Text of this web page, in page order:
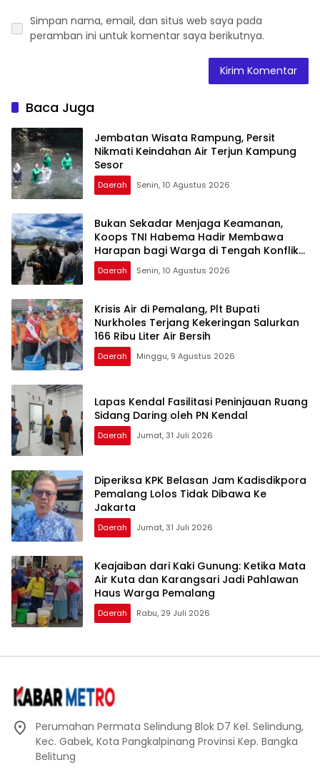
Simpan nama, email, dan situs web saya pada
peramban ini untuk komentar saya berikutnya.
Baca Juga
Jembatan Wisata Rampung, Persit
Nikmati Keindahan Air Terjun Kampung
Sesor
Daerah Senin, 10 Agustus 2026
Bukan Sekadar Menjaga Keamanan,
Koops TNI Habema Hadir Membawa
Harapan bagi Warga di Tengah Konflik
Ugimba, Papua Tengah
Daerah Senin, 10 Agustus 2026
Krisis Air di Pemalang, Plt Bupati
Nurkholes Terjang Kekeringan Salurkan
166 Ribu Liter Air Bersih
Daerah Minggu, 9 Agustus 2026
Lapas Kendal Fasilitasi Peninjauan Ruang
Sidang Daring oleh PN Kendal
Daerah Jumat, 31 Juli 2026
Diperiksa KPK Belasan Jam Kadisdikpora
Pemalang Lolos Tidak Dibawa Ke
Jakarta
Daerah Jumat, 31 Juli 2026
Keajaiban dari Kaki Gunung: Ketika Mata
Air Kuta dan Karangsari Jadi Pahlawan
Haus Warga Pemalang
Daerah Rabu, 29 Juli 2026
Perumahan Permata Selindung Blok D7 Kel. Selindung,
Kec. Gabek, Kota Pangkalpinang Provinsi Kep. Bangka
Belitung